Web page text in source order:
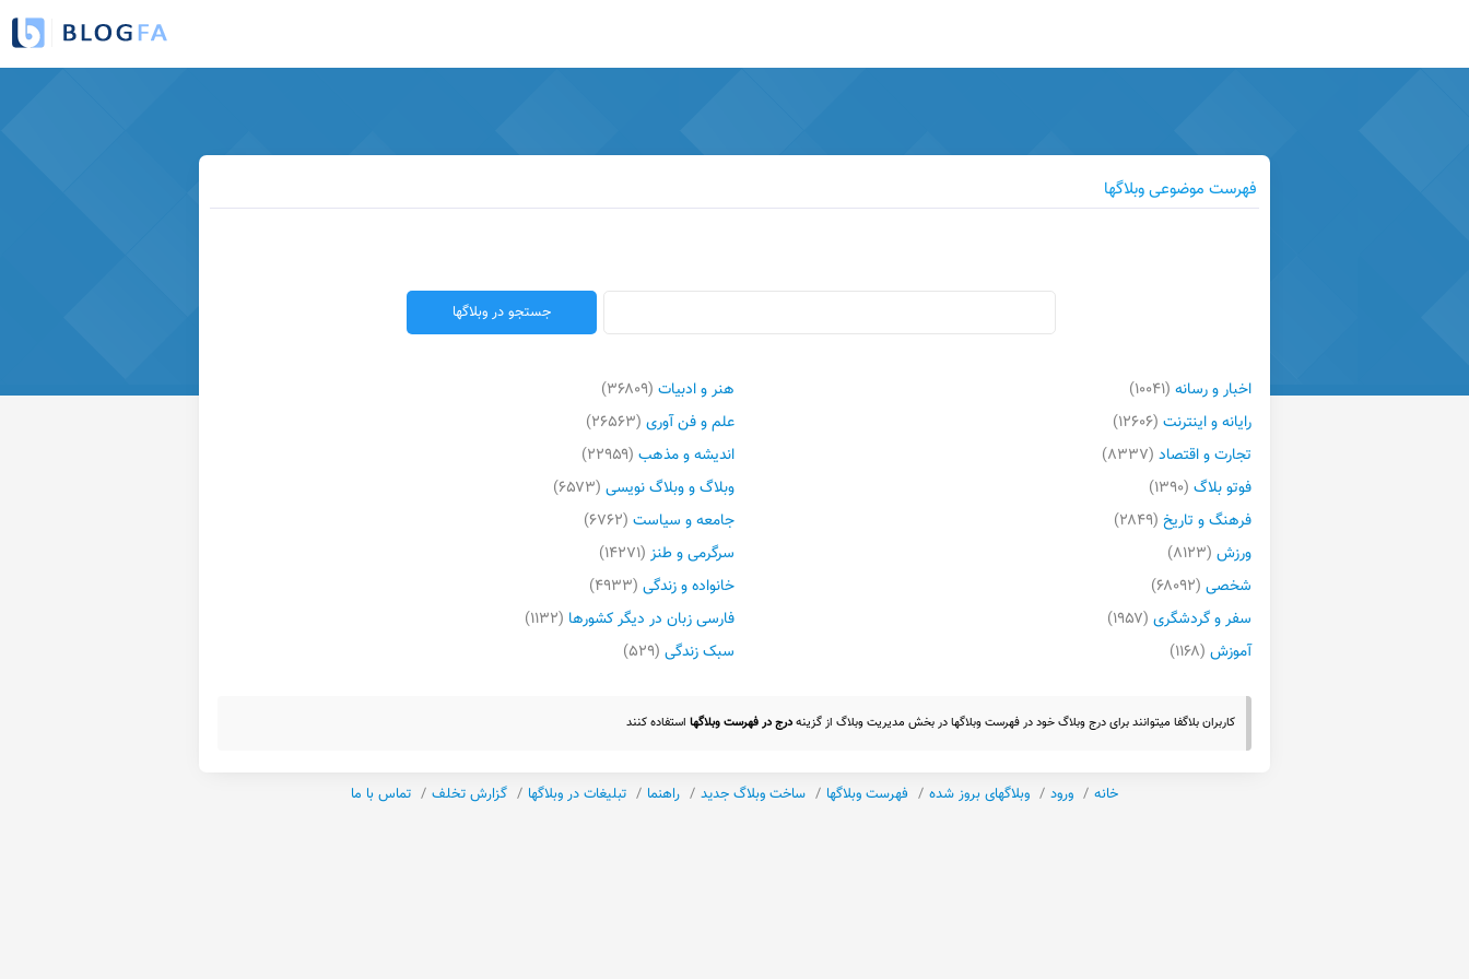
فهرست موضوعی وبلاگها
اخبار و رسانه (۱۰۰۴۱) هنر و ادبیات (۳۶۸۰۹)
رایانه و اینترنت (۱۲۶۰۶) علم و فن آوری (۲۶۵۶۳)
تجارت و اقتصاد (۸۳۳۷) اندیشه و مذهب (۲۲۹۵۹)
فوتو بلاگ (۱۳۹۰) وبلاگ و وبلاگ نویسی (۶۵۷۳)
فرهنگ و تاریخ (۲۸۴۹) جامعه و سیاست (۶۷۶۲)
ورزش (۸۱۲۳) سرگرمی و طنز (۱۴۲۷۱)
شخصی (۶۸۰۹۲) خانواده و زندگی (۴۹۳۳)
سفر و گردشگری (۱۹۵۷) فارسی زبان در دیگر کشورها (۱۱۳۲)
آموزش (۱۱۶۸) سبک زندگی (۵۲۹)
کاربران بلاگفا میتوانند برای درج وبلاگ خود در فهرست وبلاگها در بخش مدیریت وبلاگ از گزینهدرج در فهرست وبلاگها استفاده کنند
خانه ورود وبلاگهای بروز شده فهرست وبلاگها ساخت وبلاگ جدید راهنما تبلیغات در وبلاگها گزارش تخلف تماس با ما